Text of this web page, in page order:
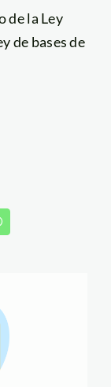
de la Ley
de bases de